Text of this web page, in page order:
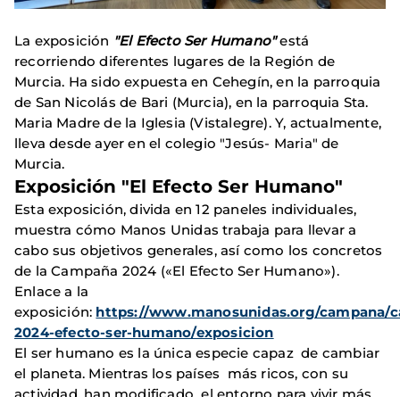
La exposición "El Efecto Ser Humano"está
recorriendo diferentes lugares de la Región de
Murcia. Ha sido expuesta en Cehegín, en la parroquia
de San Nicolás de Bari (Murcia), en la parroquia Sta.
Maria Madre de la Iglesia (Vistalegre). Y, actualmente,
lleva desde ayer en el colegio "Jesús- Maria" de
Murcia.
Exposición "El Efecto Ser Humano"
Esta exposición, divida en 12 paneles individuales,
muestra cómo Manos Unidas trabaja para llevar a
cabo sus objetivos generales, así como los concretos
de la Campaña 2024 («El Efecto Ser Humano»).
Enlace a la
exposición: https://www.manosunidas.org/campana/
2024-efecto-ser-humano/exposicion
El ser humano es la única especie capaz de cambiar
el planeta. Mientras los países más ricos, con su